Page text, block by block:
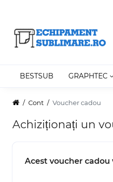
BESTSUB GRAPHTEC
Cont Voucher cadou
Achiziționați un
Acest voucher